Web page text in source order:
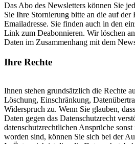
Das Abo des Newsletters können Sie
Sie Ihre Stornierung bitte an die auf der
Emailadresse. Sie finden auch in den
Link zum Deabonnieren. Wir löschen
Daten im Zusammenhang mit dem
Ihre Rechte
Ihnen stehen grundsätzlich die Rechte
Löschung, Einschränkung,
Widerspruch zu. Wenn Sie glauben,
Daten gegen das Datenschutzrecht
datenschutzrechtlichen Ansprüche
worden sind, können Sie sich bei der